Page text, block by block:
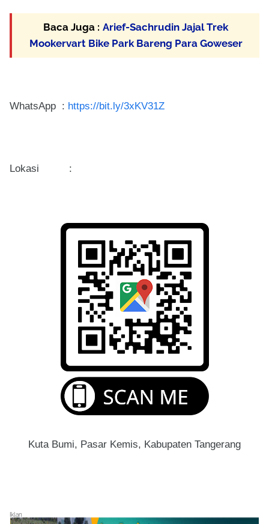
Baca Juga : Arief-Sachrudin Jajal Trek
Mookervart Bike Park Bareng Para Goweser
WhatsApp : https://bit.ly/3xKV31Z
Lokasi :
Kuta Bumi, Pasar Kemis, Kabupaten Tangerang
Iklan